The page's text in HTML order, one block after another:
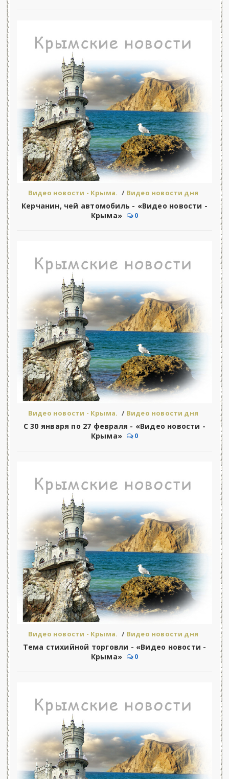
Видео новости - Крыма. / Видео новости дня
Керчанин, чей автомобиль - «Видео новости -
Крыма»
0
Видео новости - Крыма. / Видео новости дня
С 30 января по 27 февраля - «Видео новости -
Крыма»
0
Видео новости - Крыма. / Видео новости дня
Тема стихийной торговли - «Видео новости -
Крыма»
0